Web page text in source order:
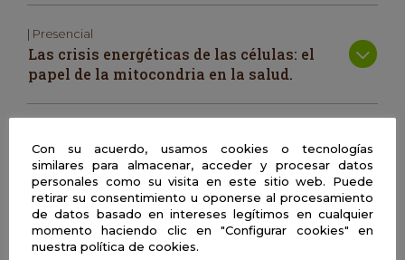
| Presencial
Las crisis energéticas de las células: el
papel de la mitocondria en la salud.
El plástico y su segunda vida
| Presencial
Neuromitos
Con su acuerdo, usamos cookies o tecnologías
similares para almacenar, acceder y procesar datos
personales como su visita en este sitio web. Puede
retirar su consentimiento u oponerse al procesamiento
de datos basado en intereses legítimos en cualquier
momento haciendo clic en "Configurar cookies" en
nuestra política de cookies.